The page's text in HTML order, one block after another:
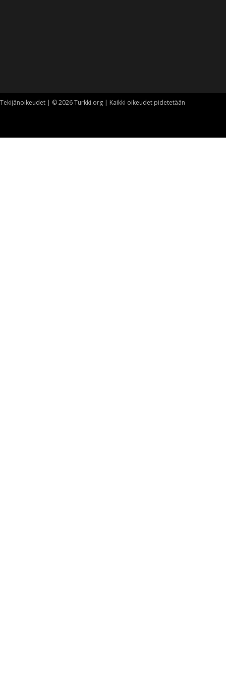
Tekijänoikeudet | © 2026 Turkki.org | Kaikki oikeudet pidetetään